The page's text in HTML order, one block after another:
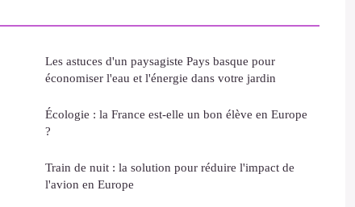
Les astuces d'un paysagiste Pays basque pour
économiser l'eau et l'énergie dans votre jardin
Écologie : la France est-elle un bon élève en Europe
?
Train de nuit : la solution pour réduire l'impact de
l'avion en Europe